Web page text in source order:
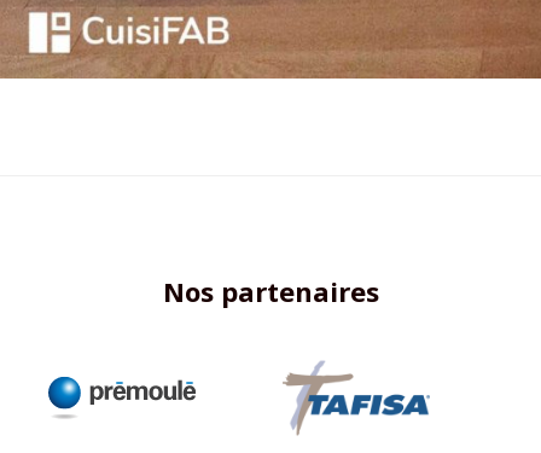
Nos partenaires